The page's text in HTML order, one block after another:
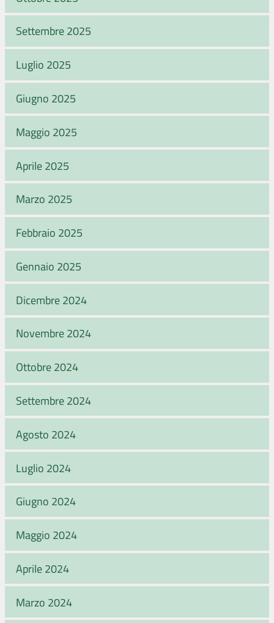
Settembre 2025
Luglio 2025
Giugno 2025
Maggio 2025
Aprile 2025
Marzo 2025
Febbraio 2025
Gennaio 2025
Dicembre 2024
Novembre 2024
Ottobre 2024
Settembre 2024
Agosto 2024
Luglio 2024
Giugno 2024
Maggio 2024
Aprile 2024
Marzo 2024